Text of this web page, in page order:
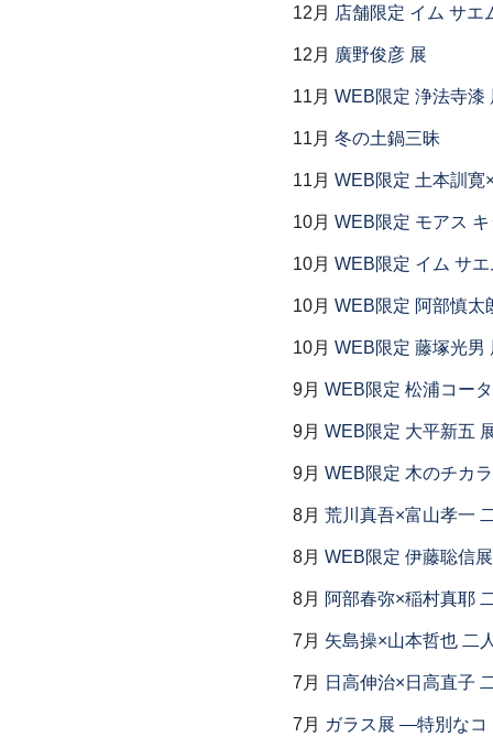
12月 店舗限定 イム サ
12月 廣野俊彦 展
11月 WEB限定 浄法寺漆
11月 冬の土鍋三昧
11月 WEB限定 土本訓寛
10月 WEB限定 モアス
10月 WEB限定 イム サ
10月 WEB限定 阿部慎太
10月 WEB限定 藤塚光男
9月 WEB限定 松浦コー
9月 WEB限定 大平新五
9月 WEB限定 木のチカ
8月 荒川真吾×富山孝一
8月 WEB限定 伊藤聡信展
8月 阿部春弥×稲村真耶
7月 矢島操×山本哲也 二
7月 日高伸治×日高直子
7月 ガラス展 ―特別な